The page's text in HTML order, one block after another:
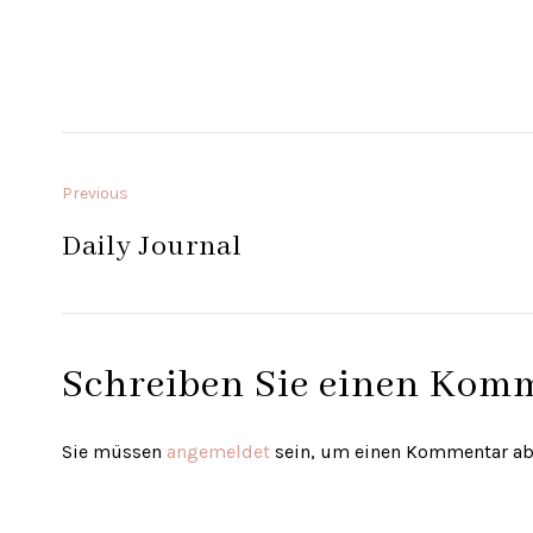
Previous
Daily Journal
Schreiben Sie einen
Sie müssen angemeldet sein, um einen Kommentar